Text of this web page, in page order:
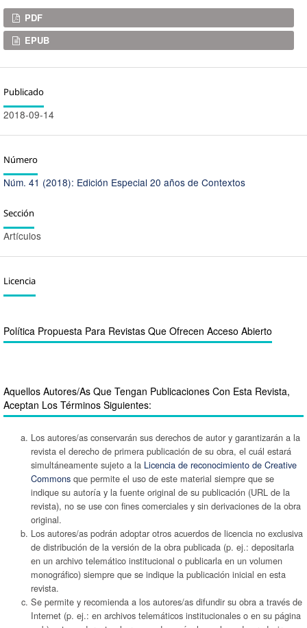
Descargas
PDF
EPUB
Publicado
2018-09-14
Número
Núm. 41 (2018): Edición Especial 20 años de Contextos
Sección
Artículos
Licencia
Política Propuesta Para Revistas Que Ofrecen Acceso Abierto
Aquellos Autores/as Que Tengan Publicaciones Con Esta Revista,
Aceptan Los Términos Siguientes:
Los autores/as conservarán sus derechos de autor y garantizarán a la
revista el derecho de primera publicación de su obra, el cuál estará
simultáneamente sujeto a la Licencia de reconocimiento de Creative
Commonsque permite el uso de este material siempre que se
indique su autoría y la fuente original de su publicación (URL de la
revista), no se use con fines comerciales y sin derivaciones de la obra
original.
Los autores/as podrán adoptar otros acuerdos de licencia no exclusiva
de distribución de la versión de la obra publicada (p. ej.: depositarla
en un archivo telemático institucional o publicarla en un volumen
monográfico) siempre que se indique la publicación inicial en esta
revista.
Se permite y recomienda a los autores/as difundir su obra a través de
Internet (p. ej.: en archivos telemáticos institucionales o en su página